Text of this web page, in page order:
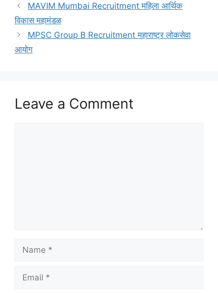
MAVIM Mumbai Recruitment महिला आर्थिक
विकास महामंडळ
MPSC Group B Recruitment महाराष्ट्र लोकसेवा
आयोग
Leave a Comment